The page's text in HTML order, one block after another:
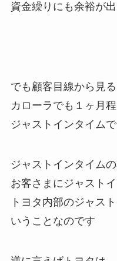
資金繰りにも余裕が
でも顧客目線から見る
カローラでも１ヶ月
ジャストインタイム
ジャストインタイム
お客さまにジャスト
トヨタ内部のジャス
いうことなのです